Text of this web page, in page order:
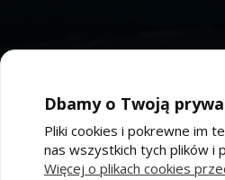
Pomoc
Dbamy o Twoją
Pliki cookies i pokrewne im
nas wszystkich tych plików i
Więcej o plikach cookies